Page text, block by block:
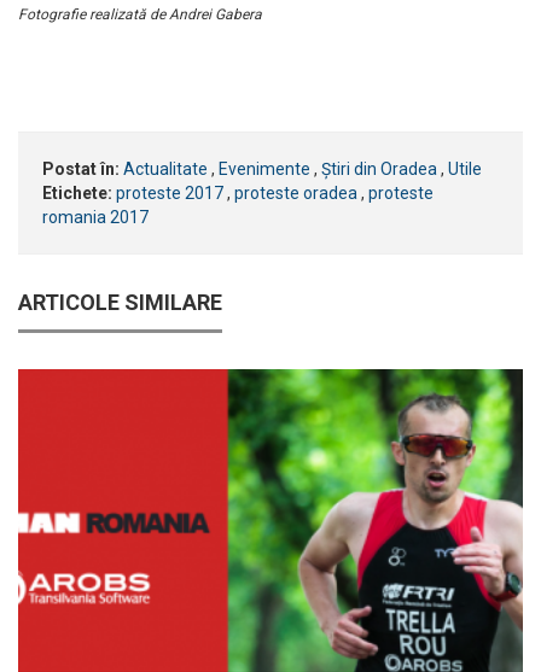
Fotografie realizată de Andrei Gabera
Postat în: Actualitate , Evenimente , Știri din Oradea , Utile
Etichete: proteste 2017, proteste oradea , proteste
romania 2017
ARTICOLE SIMILARE